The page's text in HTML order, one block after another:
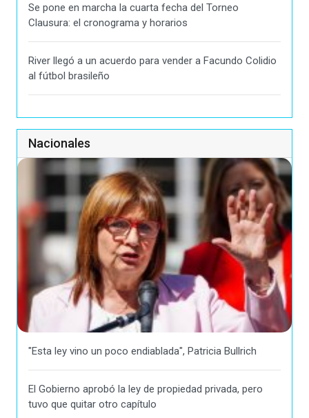
Se pone en marcha la cuarta fecha del Torneo
Clausura: el cronograma y horarios
River llegó a un acuerdo para vender a Facundo Colidio
al fútbol brasileño
Nacionales
"Esta ley vino un poco endiablada", Patricia Bullrich
El Gobierno aprobó la ley de propiedad privada, pero
tuvo que quitar otro capítulo